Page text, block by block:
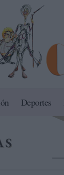
Deportes